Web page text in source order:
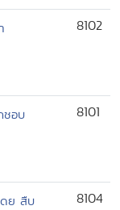
8102
ชอบ
8101
ย สืบ
8104